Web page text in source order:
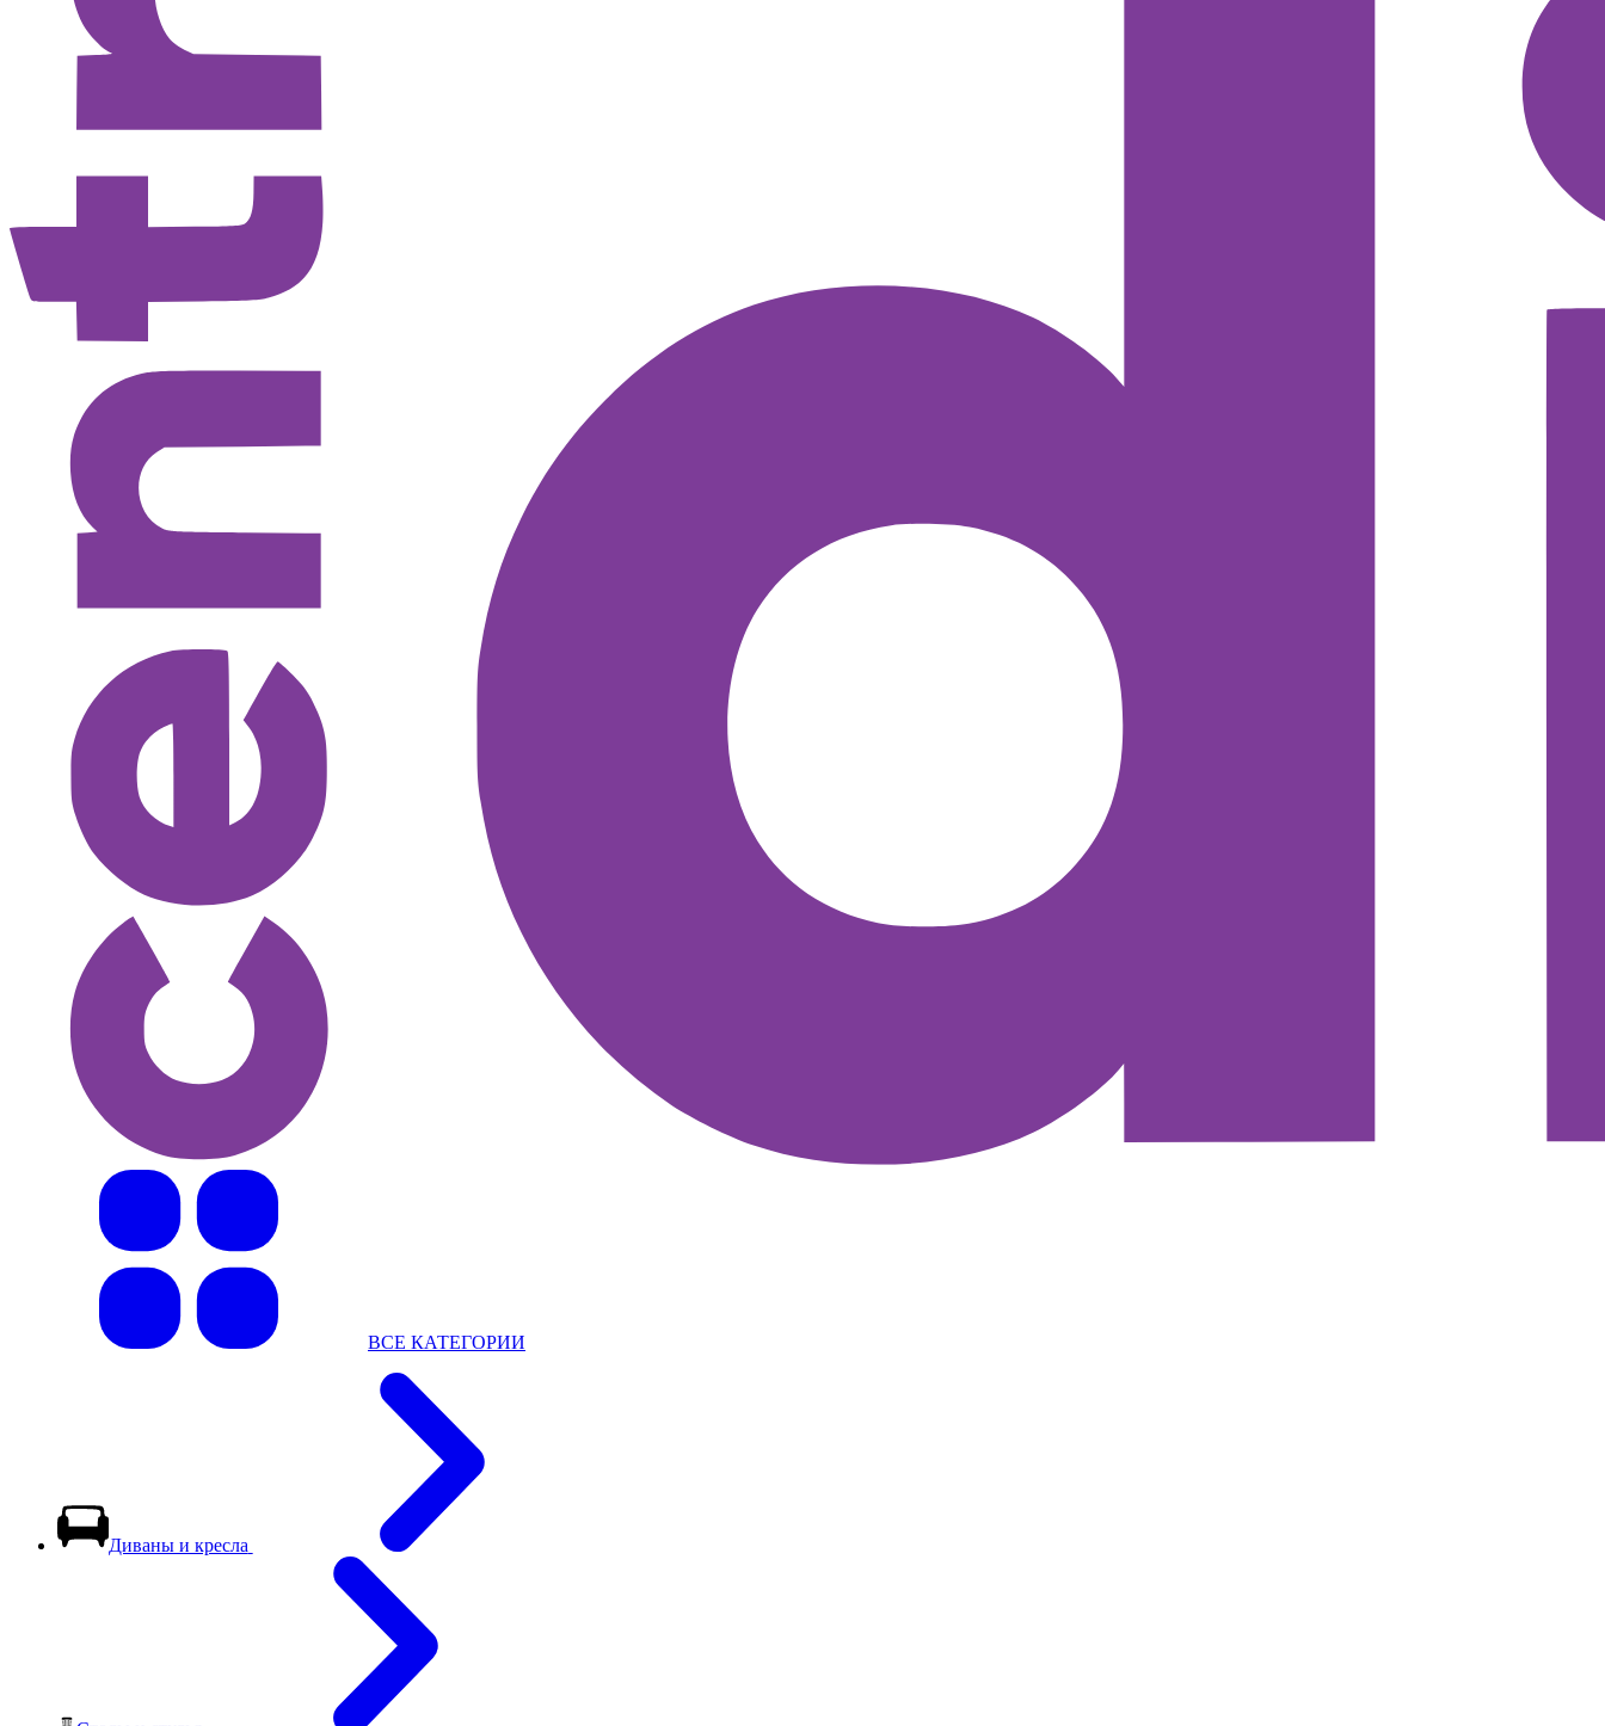
ВСЕ КАТЕГОРИИ
Диваны и кресла